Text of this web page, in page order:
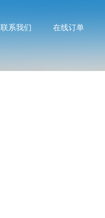
联系我们 在线订单